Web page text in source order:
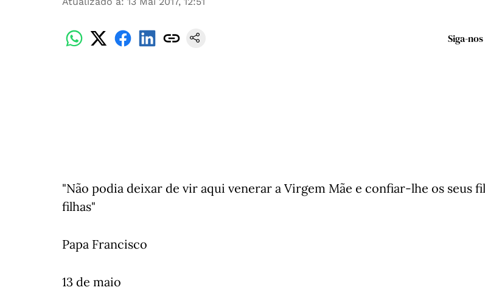
Siga-nos
"Não podia deixar de vir aqui venerar a Virgem Mãe e confiar-lhe os seus
filhas"
Papa Francisco
13 de maio